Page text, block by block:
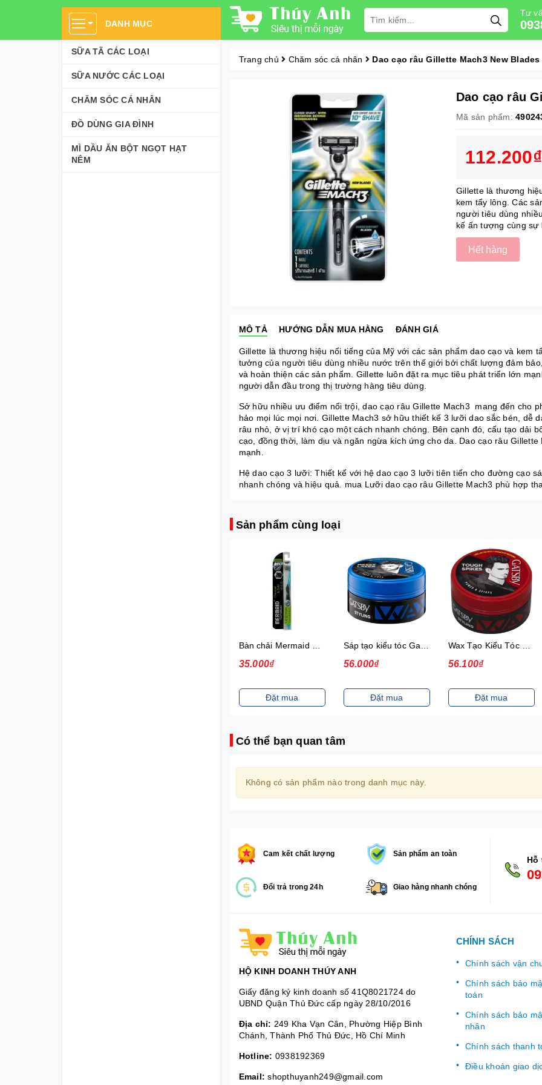
DANH MỤC
SỮA TÃ CÁC LOẠI
SỮA NƯỚC CÁC LOẠI
CHĂM SÓC CÁ NHÂN
ĐỒ DÙNG GIA ĐÌNH
MÌ DẦU ĂN BỘT NGỌT HẠT
NÊM
Tư
Trang chủ Chăm sóc cá nhân Dao cạo râu Gillette Mach3 New Blades
Dao cạo râu
Mã sản phẩm:
112.200₫
Gillette là thương
kem tẩy lông. Các
người tiêu dùng
kế ấn tượng cùng sự
Hết hàng
MÔ TẢ HƯỚNG DẪN MUA HÀNG ĐÁNH GIÁ
Gillette là thương hiệu nổi tiếng của Mỹ với các sản phẩm dao cạo và kem
tưởng của người tiêu dùng nhiều nước trên thế giới bởi chất lượng đảm
và hoàn thiện các sản phẩm. Gillette luôn đặt ra mục tiêu phát triển lớn
người dẫn đầu trong thị trường hàng tiêu dùng.
Sở hữu nhiều ưu điểm nổi trội, dao cạo râu Gillette Mach3 mang đến cho
hảo mọi lúc mọi nơi. Gillette Mach3 sở hữu thiết kế 3 lưỡi dao sắc bén, dễ
râu nhỏ, ở vị trí khó cạo một cách nhanh chóng. Bên cạnh đó, cấu tạo dải
cạo, đồng thời, làm dịu và ngăn ngừa kích ứng cho da. Dao cạo râu
mạnh.
Hệ dao cạo 3 lưỡi: Thiết kế với hệ dao cạo 3 lưỡi tiên tiến cho đường cạo
nhanh chóng và hiệu quả. mua Lưỡi dao cạo râu Gillette Mach3 phù hợp
Sản phẩm cùng loại
35.000₫
Đặt mua
56.000₫
Đặt mua
56.100₫
Đặt mua
Có thể bạn quan tâm
Không có sản phẩm nào trong danh mục này.
Cam kết chất lượng Sản phẩm an toàn
Đổi trả trong 24h Giao hàng nhanh chóng
Hỗ
HỘ KINH DOANH THÚY ANH
Giấy đăng ký kinh doanh số 41Q8021724 do
UBND Quận Thủ Đức cấp ngày 28/10/2016
Địa chỉ: 249 Kha Vạn Cân, Phường Hiệp Bình
Chánh, Thành Phố Thủ Đức, Hồ Chí Minh
Hotline: 0938192369
Email: shopthuyanh249@gmail.com
CHÍNH SÁCH
Chính sách vận
Chính sách bảo
toán
Chính sách bảo
nhân
Chính sách thanh
Điều khoản giao